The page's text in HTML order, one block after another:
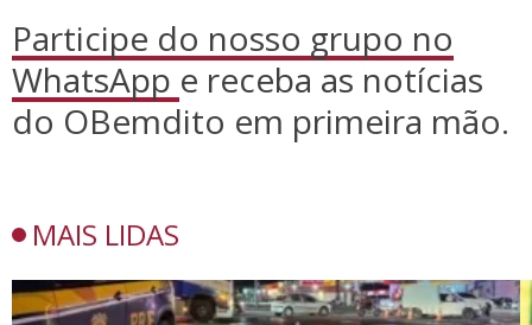
Participe do nosso grupo no
WhatsApp e receba as notícias
do OBemdito em primeira mão.
MAIS LIDAS